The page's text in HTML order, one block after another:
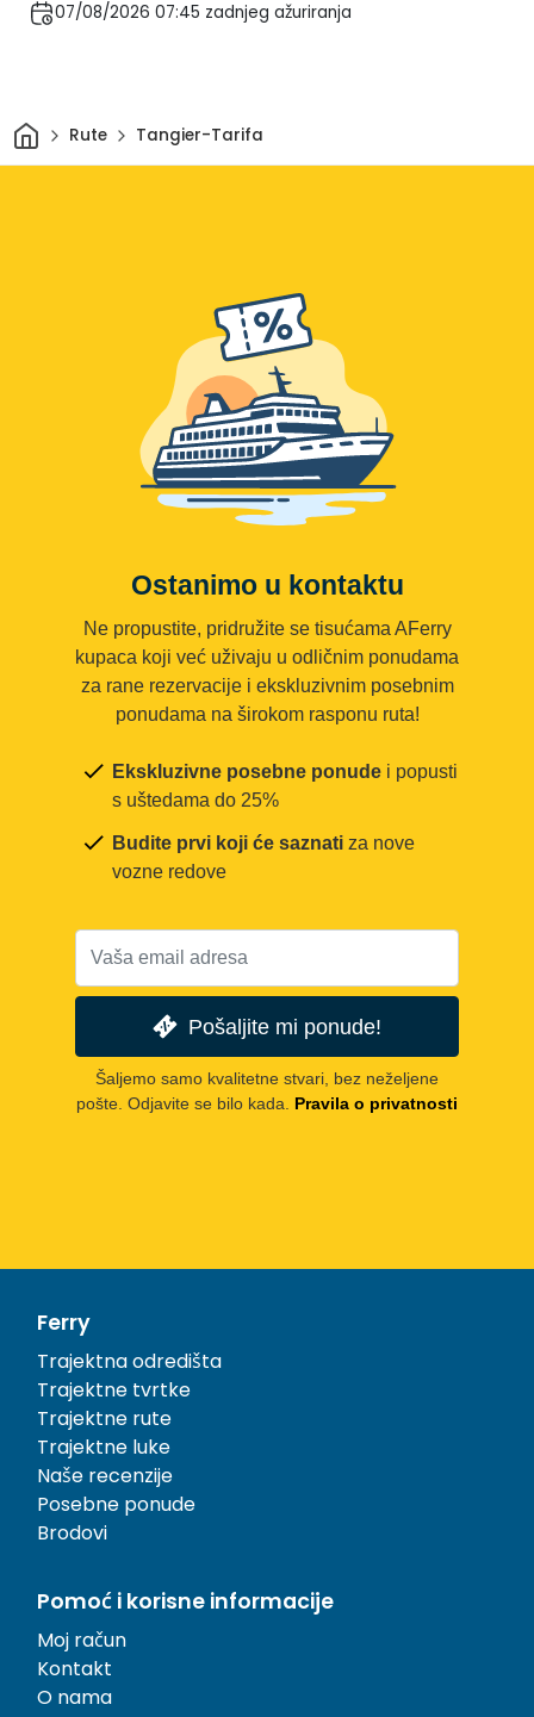
07/08/2026 07:45 zadnjeg ažuriranja
DomRute Tangier-Tarifa
Ostanimo u kontaktu
Ne propustite, pridružite se tisućama AFerry
kupaca koji već uživaju u odličnim ponudama
za rane rezervacije i ekskluzivnim posebnim
ponudama na širokom rasponu ruta!
Ekskluzivne posebne ponude i popusti
s uštedama do 25%
Budite prvi koji će saznati za nove
vozne redove
Pošaljite mi ponude!
Šaljemo samo kvalitetne stvari, bez neželjene
pošte. Odjavite se bilo kada. Pravila o privatnosti
Ferry
Trajektna odredišta
Trajektne tvrtke
Trajektne rute
Trajektne luke
Naše recenzije
Posebne ponude
Brodovi
Pomoć i korisne informacije
Moj račun
Kontakt
O nama